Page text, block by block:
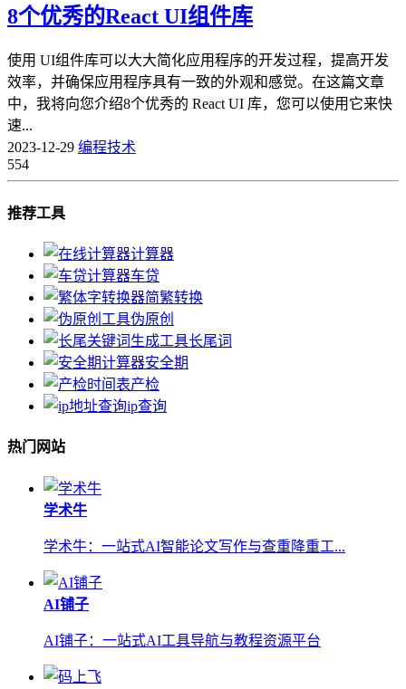
8个优秀的React UI组件库
使用 UI组件库可以大大简化应用程序的开发过程，提高开发
效率，并确保应用程序具有一致的外观和感觉。在这篇文章
中，我将向您介绍8个优秀的 React UI 库，您可以使用它来快
速...
2023-12-29 编程技术
554
推荐工具
计算器
车贷
简繁转换
伪原创
长尾词
安全期
产检
ip查询
热门网站
学术牛
学术牛：一站式AI智能论文写作与查重降重工...
AI铺子
AI铺子：一站式AI工具导航与教程资源平台